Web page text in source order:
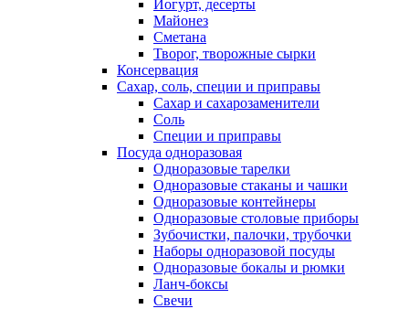
Йогурт, десерты
Майонез
Сметана
Творог, творожные сырки
Консервация
Сахар, соль, специи и приправы
Сахар и сахарозаменители
Соль
Специи и приправы
Посуда одноразовая
Одноразовые тарелки
Одноразовые стаканы и чашки
Одноразовые контейнеры
Одноразовые столовые приборы
Зубочистки, палочки, трубочки
Наборы одноразовой посуды
Одноразовые бокалы и рюмки
Ланч-боксы
Свечи